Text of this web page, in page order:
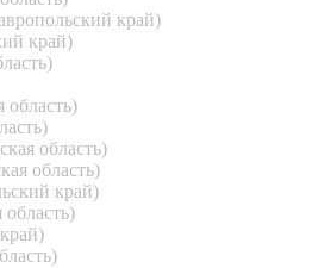
край)
край)
область)
область)
область)
край)
область)